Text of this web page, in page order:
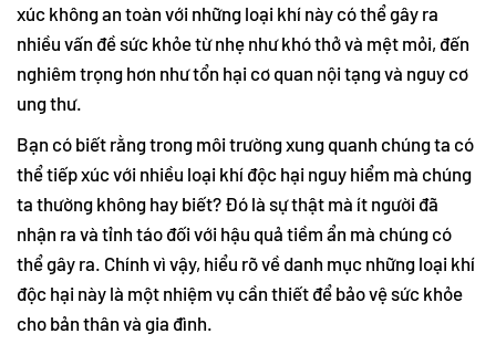
xúc không an toàn với những loại khí này có thể gây ra
nhiều vấn đề sức khỏe từ nhẹ như khó thở và mệt mỏi, đến
nghiêm trọng hơn như tổn hại cơ quan nội tạng và nguy cơ
ung thư.
Bạn có biết rằng trong môi trường xung quanh chúng ta có
thể tiếp xúc với nhiều loại khí độc hại nguy hiểm mà chúng
ta thường không hay biết? Đó là sự thật mà ít người đã
nhận ra và tỉnh táo đối với hậu quả tiềm ẩn mà chúng có
thể gây ra. Chính vì vậy, hiểu rõ về danh mục những loại khí
độc hại này là một nhiệm vụ cần thiết để bảo vệ sức khỏe
cho bản thân và gia đình.